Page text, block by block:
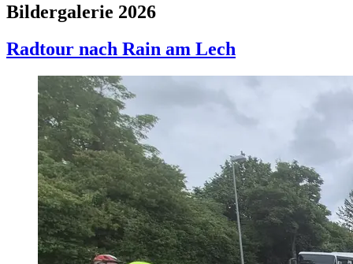
Bildergalerie 2026
Radtour nach Rain am Lech